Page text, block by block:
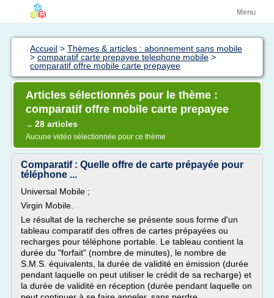
Menu
Accueil > Thèmes & articles : abonnement sans mobile
> comparatif carte prepayee telephone mobile >
comparatif offre mobile carte prepayee
Articles sélectionnés pour le thème :
comparatif offre mobile carte prepayee
→ 28 articles
Aucune vidéo sélectionnée pour ce thème
Comparatif : Quelle offre de carte prépayée pour
téléphone ...
Universal Mobile ;
Virgin Mobile.
Le résultat de la recherche se présente sous forme d'un
tableau comparatif des offres de cartes prépayées ou
recharges pour téléphone portable. Le tableau contient la
durée du "forfait" (nombre de minutes), le nombre de
S.M.S. équivalents, la durée de validité en émission (durée
pendant laquelle on peut utiliser le crédit de sa recharge) et
la durée de validité en réception (durée pendant laquelle on